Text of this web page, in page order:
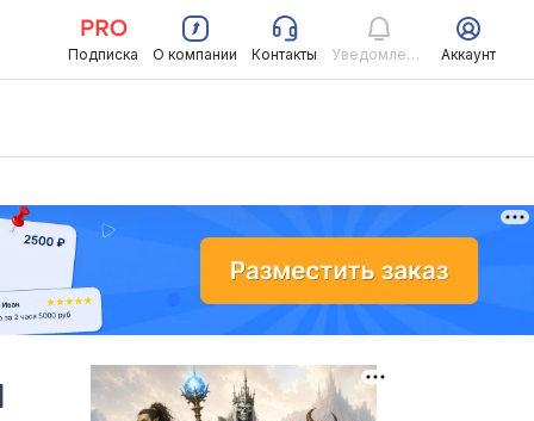
Подписка О компании Контакты Уведомления Аккаунт